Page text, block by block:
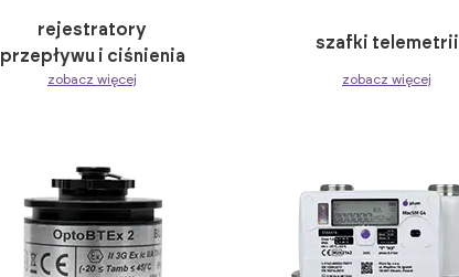
rejestratory
przepływu i ciśnienia
zobacz więcej
szafki telemetrii
zobacz więcej